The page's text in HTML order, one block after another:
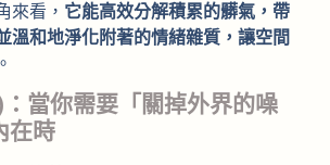
來看， 它能高效分解積累的髒氣，帶
溫和地淨化附著的情緒雜質，讓空間
當你需要「關掉外界的噪
在時